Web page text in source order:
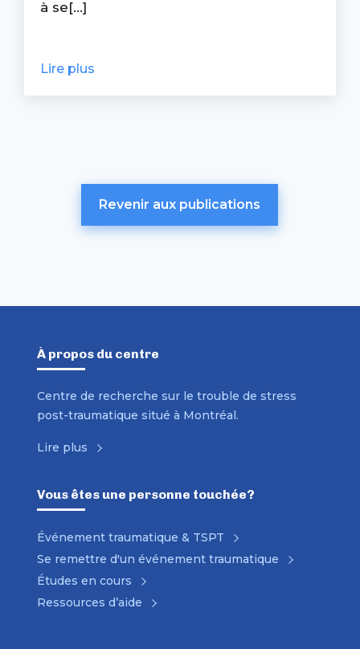
à se[...]
Lire plus
Revenir aux publications
À propos du centre
Centre de recherche sur le trouble de stress
post-traumatique situé à Montréal.
Lire plus
Vous êtes une personne touchée?
Événement traumatique & TSPT
Se remettre d'un événement traumatique
Études en cours
Ressources d’aide